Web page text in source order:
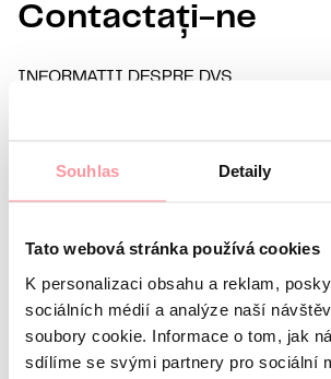
Souhlas Detaily
Tato webová stránka používá cookies
K personalizaci obsahu a reklam,
sociálních médií a analýze naší
soubory cookie. Informace o tom, jak
sdílíme se svými partnery pro sociální
Contactați-ne
INFORMAȚII DESPRE DVS
Limbă preferată
Orice comunicare este cât se poate de